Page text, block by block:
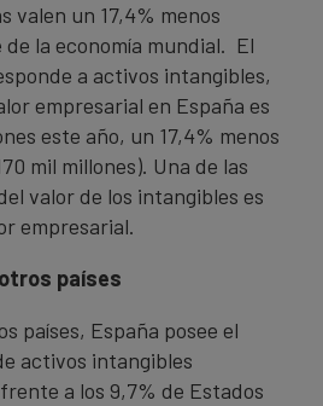
valen un 17,4% menos
de la economía mundial. El
a activos intangibles,
empresarial en España es
este año, un 17,4% menos
mil millones). Una de las
valor de los intangibles es
empresarial.
países
países, España posee el
activos intangibles
a los 9,7% de Estados